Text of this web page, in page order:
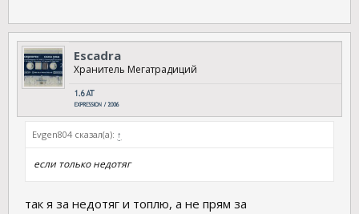
Escadra
Хранитель Мегатрадиций
Evgen804 сказал(а): ↑
если только недотяг
так я за недотяг и топлю, а не прям за